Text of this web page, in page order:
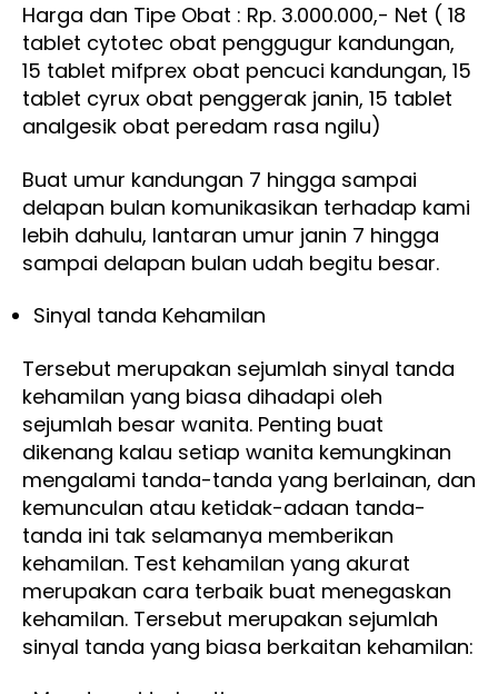
Harga dan Tipe Obat : Rp. 3.000.000,- Net ( 18
tablet cytotec obat penggugur kandungan,
15 tablet mifprex obat pencuci kandungan, 15
tablet cyrux obat penggerak janin, 15 tablet
analgesik obat peredam rasa ngilu)
Buat umur kandungan 7 hingga sampai
delapan bulan komunikasikan terhadap kami
lebih dahulu, lantaran umur janin 7 hingga
sampai delapan bulan udah begitu besar.
Sinyal tanda Kehamilan
Tersebut merupakan sejumlah sinyal tanda
kehamilan yang biasa dihadapi oleh
sejumlah besar wanita. Penting buat
dikenang kalau setiap wanita kemungkinan
mengalami tanda-tanda yang berlainan, dan
kemunculan atau ketidak-adaan tanda-
tanda ini tak selamanya memberikan
kehamilan. Test kehamilan yang akurat
merupakan cara terbaik buat menegaskan
kehamilan. Tersebut merupakan sejumlah
sinyal tanda yang biasa berkaitan kehamilan: